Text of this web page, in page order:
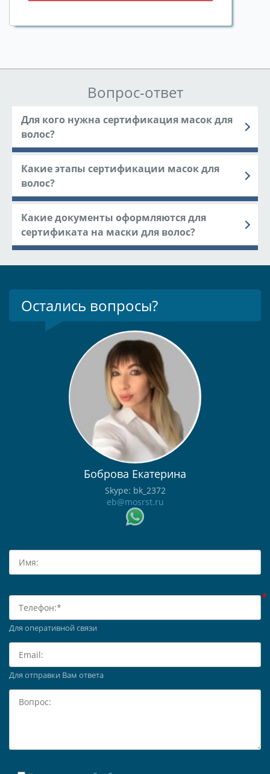
Вопрос-ответ
Для кого нужна сертификация масок для
волос?
Какие этапы сертификации масок для
волос?
Какие документы оформляются для
сертификата на маски для волос?
Остались вопросы?
Боброва Екатерина
Skype: bk_2372
eb@mosrst.ru
Для оперативной связи
Для отправки Вам ответа